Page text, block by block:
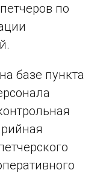
по
базе пункта